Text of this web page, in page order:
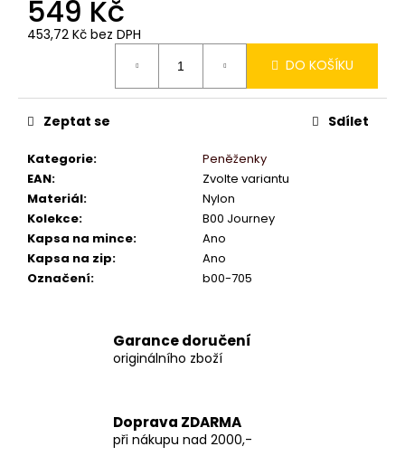
549 Kč
453,72 Kč bez DPH
DO KOŠÍKU
Kategorie:
Peněženky
EAN:
Zvolte variantu
Materiál:
Nylon
Kolekce:
B00 Journey
Kapsa na mince:
Ano
Kapsa na zip:
Ano
Označení: b00-705
Zeptat se Sdílet
Garance doručení
originálního zboží
Doprava ZDARMA
při nákupu nad 2000,-